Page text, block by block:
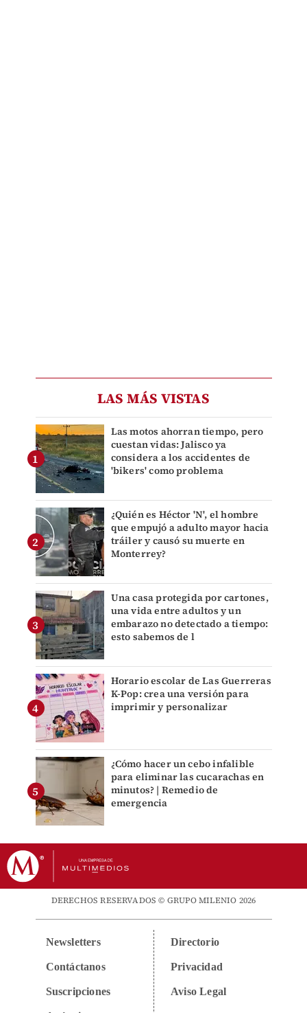
LAS MÁS VISTAS
Las motos ahorran tiempo, pero
cuestan vidas: Jalisco ya
considera a los accidentes de
'bikers' como problema
¿Quién es Héctor 'N', el hombre
que empujó a adulto mayor hacia
tráiler y causó su muerte en
Monterrey?
Una casa protegida por cartones,
una vida entre adultos y un
embarazo no detectado a tiempo:
esto sabemos de l
Horario escolar de Las Guerreras
K-Pop: crea una versión para
imprimir y personalizar
¿Cómo hacer un cebo infalible
para eliminar las cucarachas en
minutos? | Remedio de
emergencia
DERECHOS RESERVADOS © GRUPO MILENIO 2026
Newsletters
Contáctanos
Suscripciones
Directorio
Privacidad
Aviso Legal